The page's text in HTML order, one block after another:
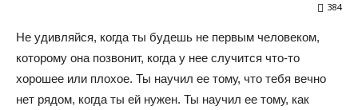
384
Не удивляйся, когда ты будешь не первым человеком,
которому она позвонит, когда у нее случится что-то
хорошее или плохое. Ты научил ее тому, что тебя вечно
нет рядом, когда ты ей нужен. Ты научил ее тому, как